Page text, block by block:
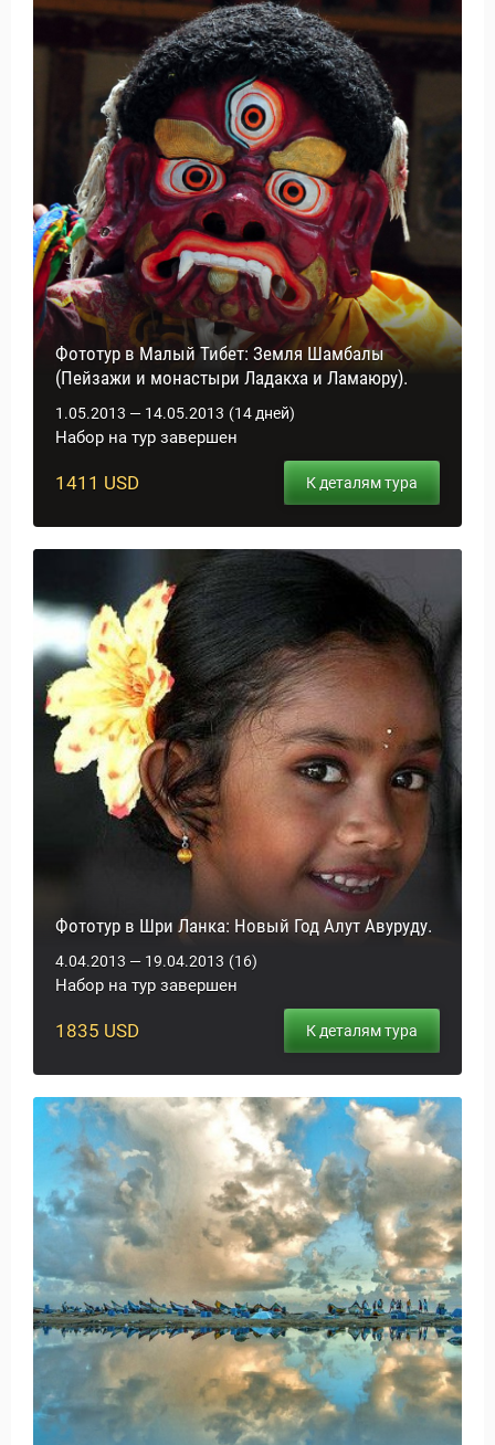
Фототур в Малый Тибет: Земля Шамбалы
(Пейзажи и монастыри Ладакха и Ламаюру).
1.05.2013 — 14.05.2013 (14 дней)
Набор на тур завершен
1411 USD К деталям тура
Фототур в Шри Ланка: Новый Год Алут Авуруду.
4.04.2013 — 19.04.2013 (16)
Набор на тур завершен
1835 USD К деталям тура